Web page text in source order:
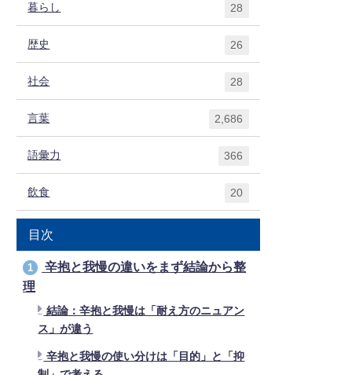
暮らし 28
歴史 26
社会 28
言葉 2,686
語彙力 366
飲食 20
目次
1
辛抱と我慢の違いをまず結論から整
理
結論：辛抱と我慢は「耐え方のニュアン
ス」が違う
辛抱と我慢の使い分けは「目的」と「抑